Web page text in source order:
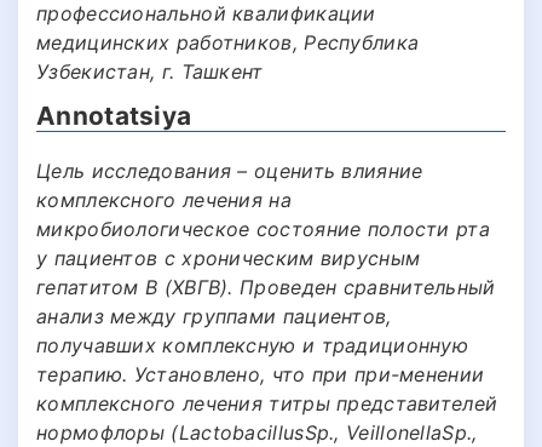
профессиональной квалификации
медицинских работников, Республика
Узбекистан, г. Ташкент
Annotatsiya
Цель исследования – оценить влияние
комплексного лечения на
микробиологическое состояние полости рта
у пациентов с хроническим вирусным
гепатитом В (ХВГВ). Проведен сравнительный
анализ между группами пациентов,
получавших комплексную и традиционную
терапию. Установлено, что при при-менении
комплексного лечения титры представителей
нормофлоры (LactobacillusSp., VeillonellaSp.,